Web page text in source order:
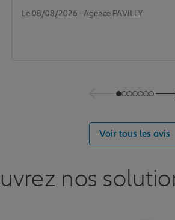
Le 08/08/2026 - Agence PAVILLY
Voir tous les avis
nos